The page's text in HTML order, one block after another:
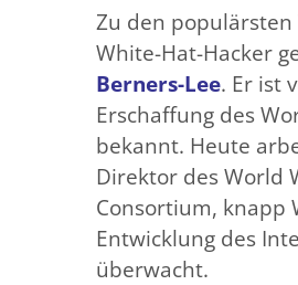
Zu den
White-Hat-Hacker
Berners-Lee. Er ist
Erschaffung des
bekannt. Heute
Direktor des World
Consortium, knapp
Entwicklung des
überwacht.